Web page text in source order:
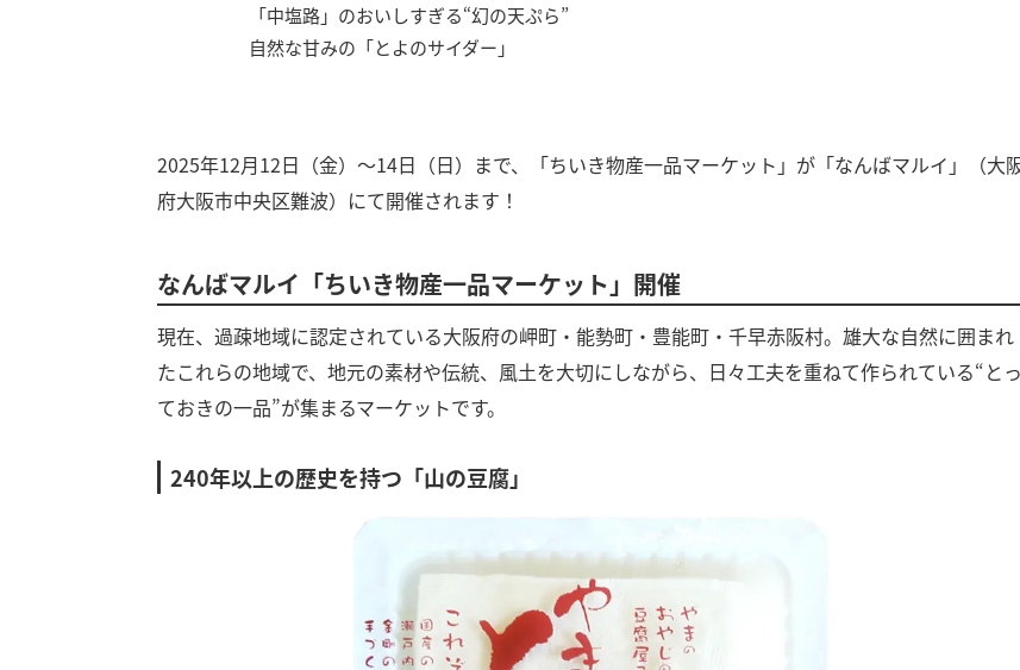
「中塩路」のおいしすぎる“幻の天ぷら”
自然な甘みの「とよのサイダー」
2025年12月12日（金）～14日（日）まで、「ちいき物産一品マーケット」が「なんばマルイ」（大
府大阪市中央区難波）にて開催されます！
なんばマルイ「ちいき物産一品マーケット」開催
現在、過疎地域に認定されている大阪府の岬町・能勢町・豊能町・千早赤阪村。雄大な自然に囲まれ
たこれらの地域で、地元の素材や伝統、風土を大切にしながら、日々工夫を重ねて作られている“とっ
ておきの一品”が集まるマーケットです。
240年以上の歴史を持つ「山の豆腐」